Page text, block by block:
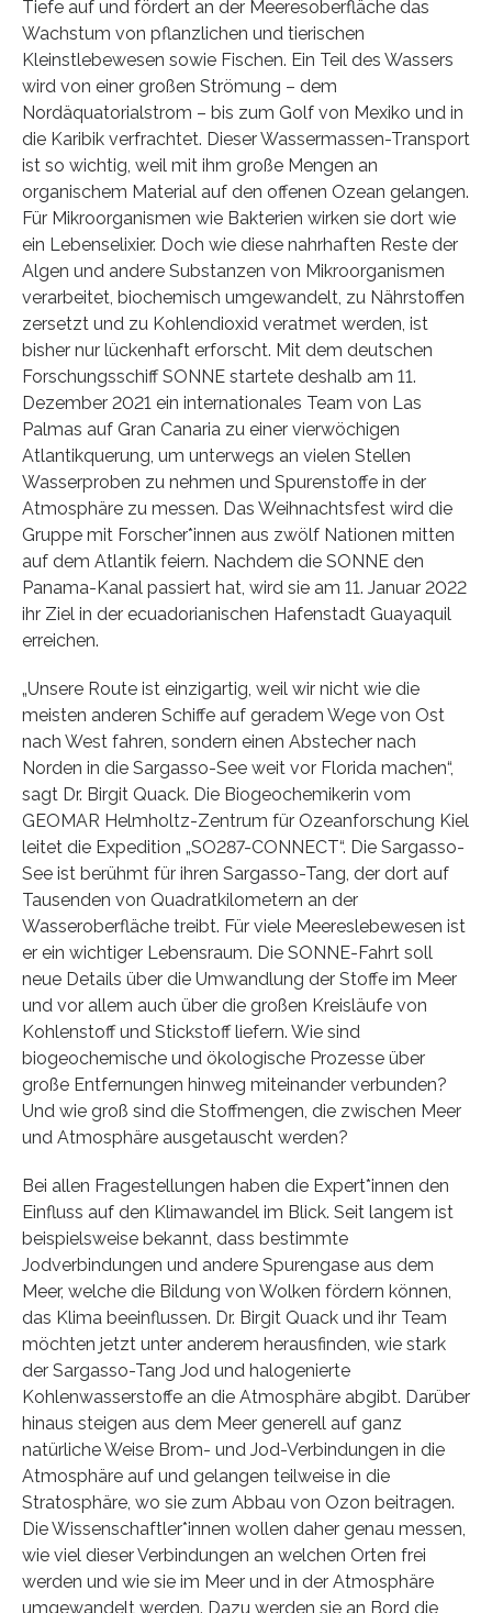
Tiefe auf und fördert an der Meeresoberfläche das
Wachstum von pflanzlichen und tierischen
Kleinstlebewesen sowie Fischen. Ein Teil des Wassers
wird von einer großen Strömung – dem
Nordäquatorialstrom – bis zum Golf von Mexiko und in
die Karibik verfrachtet. Dieser Wassermassen-Transport
ist so wichtig, weil mit ihm große Mengen an
organischem Material auf den offenen Ozean gelangen.
Für Mikroorganismen wie Bakterien wirken sie dort wie
ein Lebenselixier. Doch wie diese nahrhaften Reste der
Algen und andere Substanzen von Mikroorganismen
verarbeitet, biochemisch umgewandelt, zu Nährstoffen
zersetzt und zu Kohlendioxid veratmet werden, ist
bisher nur lückenhaft erforscht. Mit dem deutschen
Forschungsschiff SONNE startete deshalb am 11.
Dezember 2021 ein internationales Team von Las
Palmas auf Gran Canaria zu einer vierwöchigen
Atlantikquerung, um unterwegs an vielen Stellen
Wasserproben zu nehmen und Spurenstoffe in der
Atmosphäre zu messen. Das Weihnachtsfest wird die
Gruppe mit Forscher*innen aus zwölf Nationen mitten
auf dem Atlantik feiern. Nachdem die SONNE den
Panama-Kanal passiert hat, wird sie am 11. Januar 2022
ihr Ziel in der ecuadorianischen Hafenstadt Guayaquil
erreichen.
„Unsere Route ist einzigartig, weil wir nicht wie die
meisten anderen Schiffe auf geradem Wege von Ost
nach West fahren, sondern einen Abstecher nach
Norden in die Sargasso-See weit vor Florida machen“,
sagt Dr. Birgit Quack. Die Biogeochemikerin vom
GEOMAR Helmholtz-Zentrum für Ozeanforschung Kiel
leitet die Expedition „SO287-CONNECT“. Die Sargasso-
See ist berühmt für ihren Sargasso-Tang, der dort auf
Tausenden von Quadratkilometern an der
Wasseroberfläche treibt. Für viele Meereslebewesen ist
er ein wichtiger Lebensraum. Die SONNE-Fahrt soll
neue Details über die Umwandlung der Stoffe im Meer
und vor allem auch über die großen Kreisläufe von
Kohlenstoff und Stickstoff liefern. Wie sind
biogeochemische und ökologische Prozesse über
große Entfernungen hinweg miteinander verbunden?
Und wie groß sind die Stoffmengen, die zwischen Meer
und Atmosphäre ausgetauscht werden?
Bei allen Fragestellungen haben die Expert*innen den
Einfluss auf den Klimawandel im Blick. Seit langem ist
beispielsweise bekannt, dass bestimmte
Jodverbindungen und andere Spurengase aus dem
Meer, welche die Bildung von Wolken fördern können,
das Klima beeinflussen. Dr. Birgit Quack und ihr Team
möchten jetzt unter anderem herausfinden, wie stark
der Sargasso-Tang Jod und halogenierte
Kohlenwasserstoffe an die Atmosphäre abgibt. Darüber
hinaus steigen aus dem Meer generell auf ganz
natürliche Weise Brom- und Jod-Verbindungen in die
Atmosphäre auf und gelangen teilweise in die
Stratosphäre, wo sie zum Abbau von Ozon beitragen.
Die Wissenschaftler*innen wollen daher genau messen,
wie viel dieser Verbindungen an welchen Orten frei
werden und wie sie im Meer und in der Atmosphäre
umgewandelt werden. Dazu werden sie an Bord die